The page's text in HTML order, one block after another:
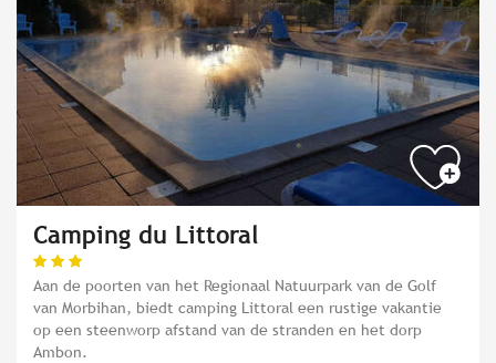
Camping du Littoral
Aan de poorten van het Regionaal Natuurpark van de Golf
van Morbihan, biedt camping Littoral een rustige vakantie
op een steenworp afstand van de stranden en het dorp
Ambon.